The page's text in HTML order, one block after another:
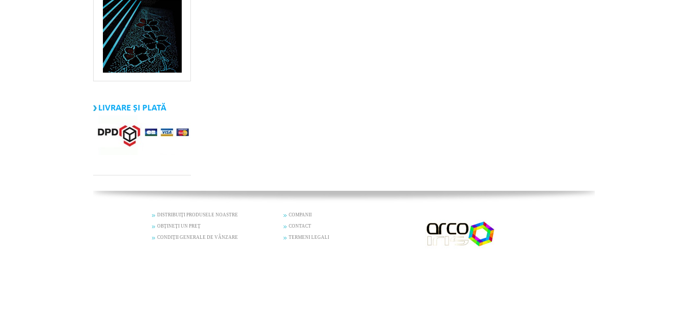
LIVRARE ȘI PLATĂ
DISTRIBUIŢI PRODUSELE NOASTRE COMPANII
OBŢINEŢI UN PREŢ CONTACT
CONDIŢII GENERALE DE VÂNZARE TERMENI LEGALI